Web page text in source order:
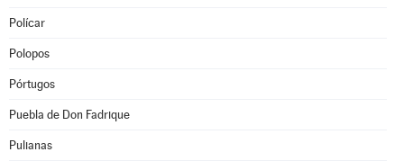
Polícar
Polopos
Pórtugos
Puebla de Don Fadrique
Pulianas